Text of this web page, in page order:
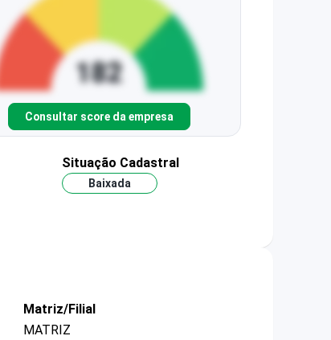
Consultar score da empresa
Situação Cadastral
Baixada
Matriz/Filial
MATRIZ